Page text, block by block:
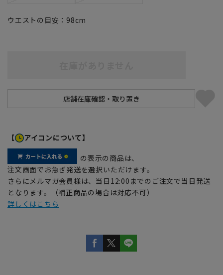
ウエストの目安： 98cm
【 アイコンについて】
の表示の商品は、
注文画面でお急ぎ発送を選択いただけます。
さらにメルマガ会員様は、当日12:00までのご注文で当日発送
となります。（補正商品の場合は対応不可）
詳しくはこちら